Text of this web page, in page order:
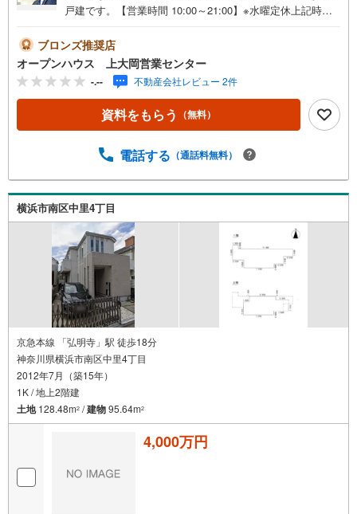
戸建です。【営業時間 10:00～21:00】※水曜定休上記時間
連絡ください！現地を見学される場合は「室内・現地を見
学する（無料）」ボタンよりご希望の日時をご記入いただ
けますとスムーズにご案内が可能です。◎現地のご案内に
ついて・平日や夜遅い時間帯もご案内が可能 ※定休日を除
く・経験豊富なスタッフが物件詳細を丁寧にご説明いたし
ます。・車でご自宅や最寄り駅等、ご指定の場所まで送迎
P相談会 無料物件のご紹介だけでなく住宅ローン・資金
大歓迎です！年間8000棟以上の限定物件を発表しているオ
ープンハウスだから出会える物件が多数ございます。ぜひ
お気軽にご連絡・ご相談ください！※限定物件:当社のみ、
もしくは当社を含めた数社でのみご紹介可能なオープンハ
ウス・ディベロップメントの物件
ブロンズ推奨店
オープンハウス 上大岡営業センター
-.-- 不動産会社レビュー 2件
資料をもらう （無料）
電話する （通話料無料）
横浜市南区中里4丁目
京急本線 「弘明寺」駅 徒歩18分
神奈川県横浜市南区中里4丁目
2012年7月（築15年）
1K / 地上2階建
土地128.48m2 /建物95.64m2
4,000万円